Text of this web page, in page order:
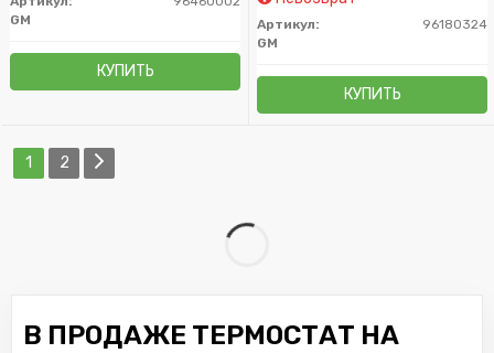
GM
КУПИТЬ
Артикул:
96180324
GM
КУПИТЬ
1 2
В ПРОДАЖЕ ТЕРМОСТАТ НА